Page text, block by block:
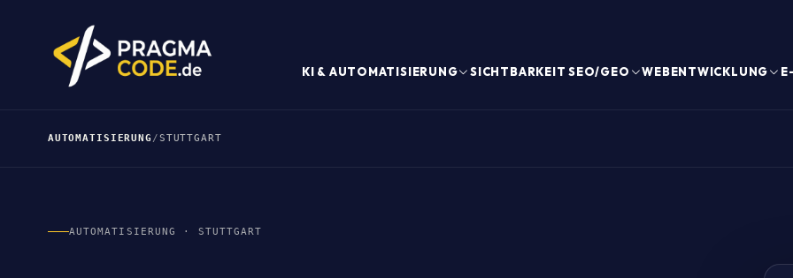
KI & AUTOMATISIERUNG SICHTBARKEIT SEO/GEO WEBENTWICKLUNG
AUTOMATISIERUNG /STUTTGART
AUTOMATISIERUNG · STUTTGART